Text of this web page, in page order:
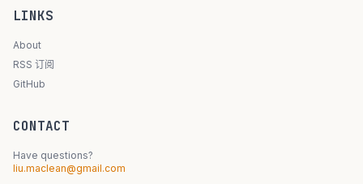
LINKS
About
RSS 订阅
GitHub
CONTACT
Have questions?
liu.maclean@gmail.com